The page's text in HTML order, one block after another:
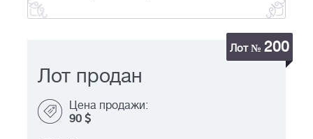
Лот № 200
Лот продан
Цена продажи:
90